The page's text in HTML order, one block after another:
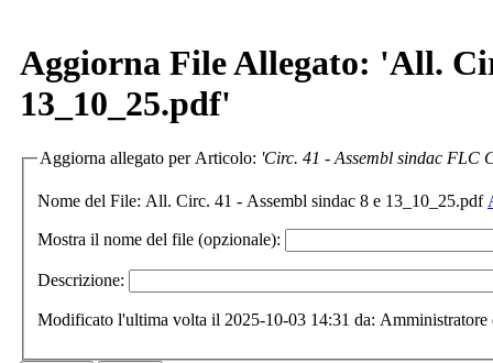
Aggiorna File Allegato: 'All.
13_10_25.pdf'
Aggiorna allegato per Articolo: 'Circ. 41 - Assembl sindac FLC
Nome del File: All. Circ. 41 - Assembl sindac 8 e 13_10_25.pdf
Mostra il nome del file (opzionale):
Descrizione:
Modificato l'ultima volta il 2025-10-03 14:31 da: Amministratore